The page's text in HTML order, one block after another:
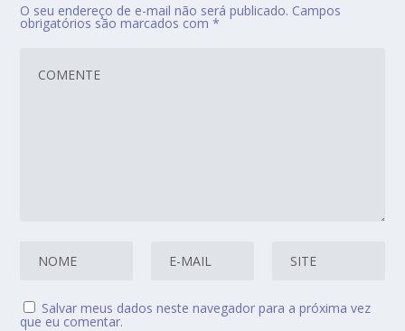
O seu endereço de e-mail não será publicado. Campos
obrigatórios são marcados com*
Salvar meus dados neste navegador para a próxima vez
que eu comentar.